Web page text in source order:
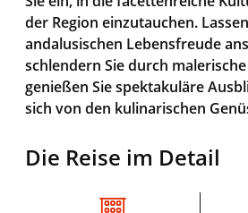
der Region einzutauchen.
andalusischen Lebensfreude
schlendern Sie durch
genießen Sie spektakuläre
sich von den kulinarischen
Die Reise im Detail